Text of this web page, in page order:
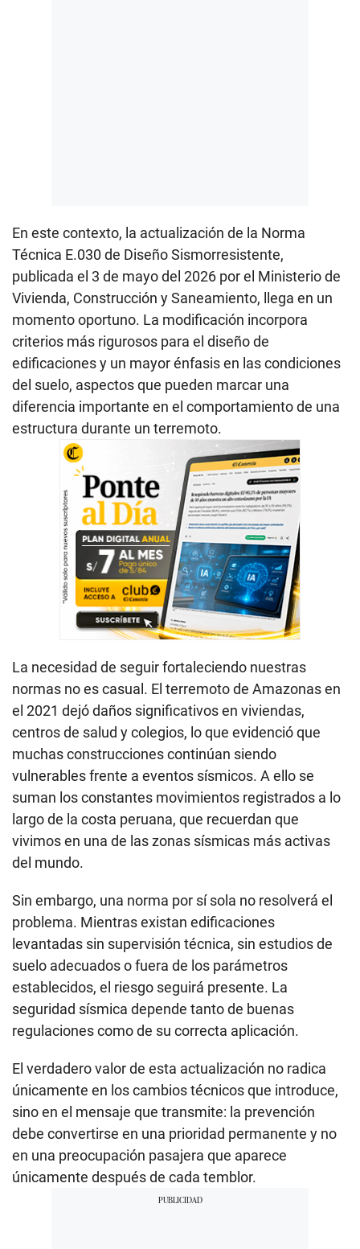
En este contexto, la actualización de la Norma
Técnica E.030 de Diseño Sismorresistente,
publicada el 3 de mayo del 2026 por el Ministerio de
Vivienda, Construcción y Saneamiento, llega en un
momento oportuno. La modificación incorpora
criterios más rigurosos para el diseño de
edificaciones y un mayor énfasis en las condiciones
del suelo, aspectos que pueden marcar una
diferencia importante en el comportamiento de una
estructura durante un terremoto.
La necesidad de seguir fortaleciendo nuestras
normas no es casual. El terremoto de Amazonas en
el 2021 dejó daños significativos en viviendas,
centros de salud y colegios, lo que evidenció que
muchas construcciones continúan siendo
vulnerables frente a eventos sísmicos. A ello se
suman los constantes movimientos registrados a lo
largo de la costa peruana, que recuerdan que
vivimos en una de las zonas sísmicas más activas
del mundo.
Sin embargo, una norma por sí sola no resolverá el
problema. Mientras existan edificaciones
levantadas sin supervisión técnica, sin estudios de
suelo adecuados o fuera de los parámetros
establecidos, el riesgo seguirá presente. La
seguridad sísmica depende tanto de buenas
regulaciones como de su correcta aplicación.
El verdadero valor de esta actualización no radica
únicamente en los cambios técnicos que introduce,
sino en el mensaje que transmite: la prevención
debe convertirse en una prioridad permanente y no
en una preocupación pasajera que aparece
únicamente después de cada temblor.